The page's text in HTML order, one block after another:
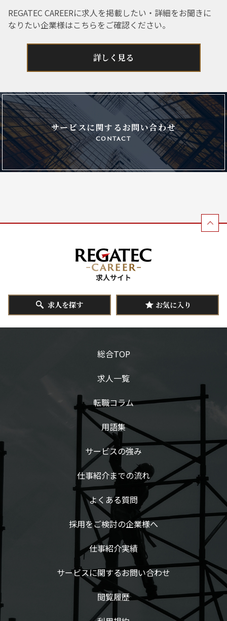
REGATEC CAREERに求人を掲載したい・詳細をお聞きに
なりたい企業様はこちらをご確認ください。
詳しく見る
サービスに関するお問い合わせ
contact
求人を探す お気に入り
総合TOP
求人一覧
転職コラム
用語集
サービスの強み
仕事紹介までの流れ
よくある質問
採用をご検討の企業様へ
仕事紹介実績
サービスに関するお問い合わせ
閲覧履歴